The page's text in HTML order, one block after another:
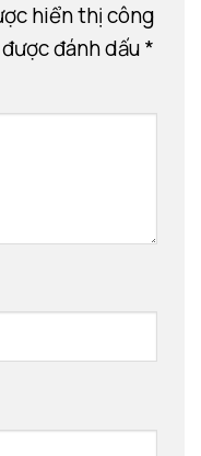
hiển thị công
đánh dấu*